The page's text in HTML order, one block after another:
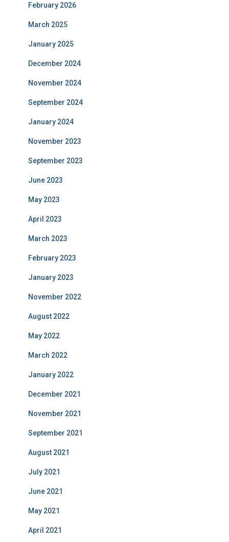
February 2026
March 2025
January 2025
December 2024
November 2024
September 2024
January 2024
November 2023
September 2023
June 2023
May 2023
April 2023
March 2023
February 2023
January 2023
November 2022
August 2022
May 2022
March 2022
January 2022
December 2021
November 2021
September 2021
August 2021
July 2021
June 2021
May 2021
April 2021